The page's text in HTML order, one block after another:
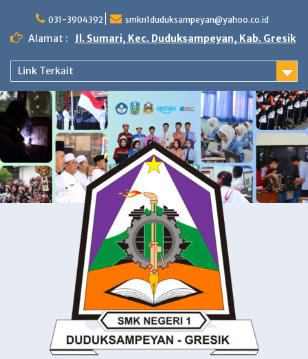
content
031-3904392 smkn1duduksampeyan@yahoo.co.id
Alamat : Jl. Sumari, Kec. Duduksampeyan, Kab. Gresik
Link Terkait